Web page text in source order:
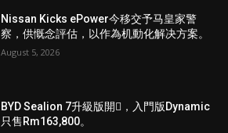
Nissan Kicks ePower今移交予马皇家警
察，供慨念評估，以作為机動化解决方案。
August 5, 2026
BYD Sealion 7升級版開𧷗，入門版Dynamic
只售Rm163,800。